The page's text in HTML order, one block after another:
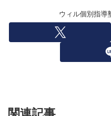
ウィル個別指導
関連記事